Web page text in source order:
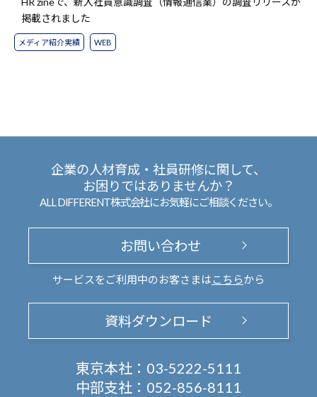
掲載されました
メディア紹介実績 WEB
企業の人材育成・社員研修に関して、
お困りではありませんか？
ALL DIFFERENT株式会社にお気軽にご相談ください。
お問い合わせ
サービスをご利用中のお客さまは こちらから
資料ダウンロード
東京本社： 03-5222-5111
中部支社： 052-856-8111